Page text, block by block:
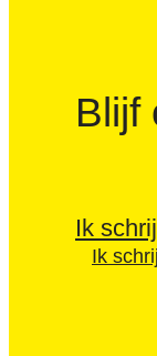
Blijf
Ik
Ik